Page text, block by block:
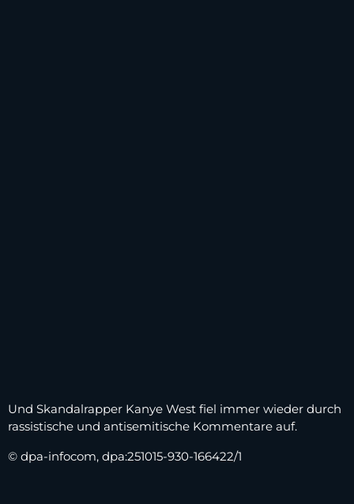
Und Skandalrapper Kanye West fiel immer wieder durch
rassistische und antisemitische Kommentare auf.
© dpa-infocom, dpa:251015-930-166422/1